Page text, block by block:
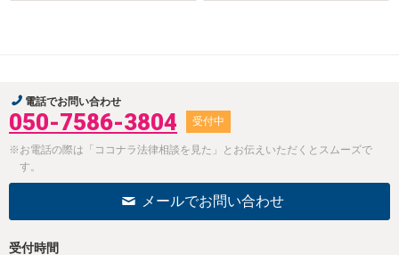
電話でお問い合わせ
050-7586-3804 受付中
※お電話の際は「ココナラ法律相談を見た」とお伝えいただくとスムーズで
す。
メールでお問い合わせ
受付時間